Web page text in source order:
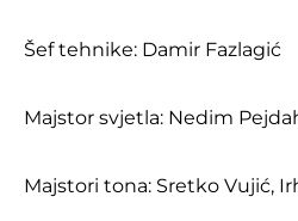
Šef tehnike: Damir Fazlagić
Majstor svjetla: Nedim
Majstori tona: Sretko Vujić,